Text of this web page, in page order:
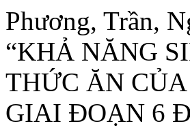
Phương, Trần,
“KHẢ NĂNG
THỨC ĂN
GIAI ĐOẠN 6